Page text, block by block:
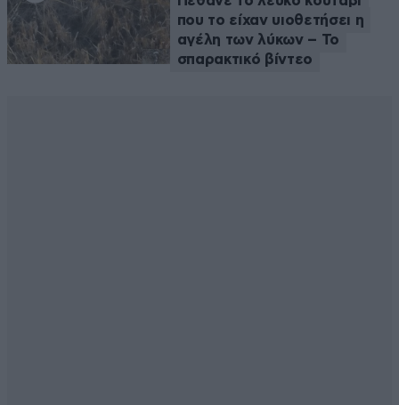
που το είχαν υιοθετήσει η
αγέλη των λύκων – Το
σπαρακτικό βίντεο